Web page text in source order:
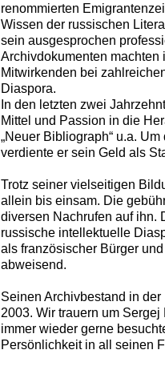
renommierten
Wissen der russischen
sein ausgesprochen
Archivdokumenten
Mitwirkenden bei
Diaspora.
In den letzten zwei
Mittel und Passion in die
„Neuer Bibliograph“ u.a.
verdiente er sein Geld als
Trotz seiner vielseitigen
allein bis einsam. Die
diversen Nachrufen auf ihn.
russische intellektuelle
als französischer Bürger
abweisend.
Seinen Archivbestand in
2003. Wir trauern um
immer wieder gerne
Persönlichkeit in all seinen